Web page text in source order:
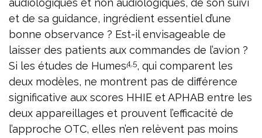
audiologiques et non audiologiques, de son suivi
et de sa guidance, ingrédient essentiel d’une
bonne observance ? Est-il envisageable de
laisser des patients aux commandes de l’avion ?
Si les études de Humes45, qui comparent les
deux modèles, ne montrent pas de différence
significative aux scores HHIE et APHAB entre les
deux appareillages et prouvent l’efficacité de
l’approche OTC, elles n’en relèvent pas moins